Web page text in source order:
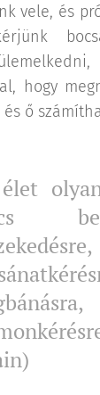
vele, és
hogy
ő